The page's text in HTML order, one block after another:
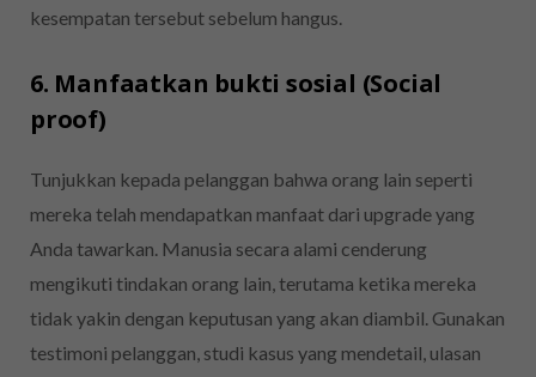
kesempatan tersebut sebelum hangus.
6. Manfaatkan bukti sosial (Social
proof)
Tunjukkan kepada pelanggan bahwa orang lain seperti
mereka telah mendapatkan manfaat dari upgrade yang
Anda tawarkan. Manusia secara alami cenderung
mengikuti tindakan orang lain, terutama ketika mereka
tidak yakin dengan keputusan yang akan diambil. Gunakan
testimoni pelanggan, studi kasus yang mendetail, ulasan